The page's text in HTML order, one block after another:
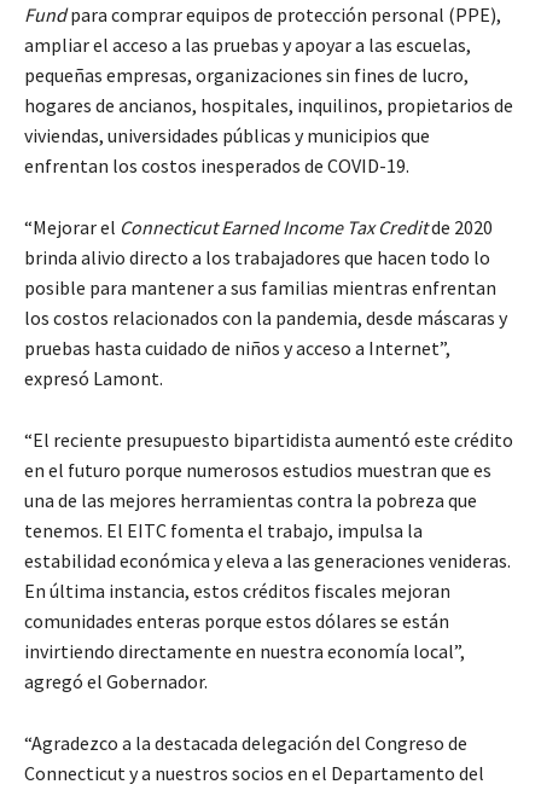
Fundpara comprar equipos de protección personal (PPE),
ampliar el acceso a las pruebas y apoyar a las escuelas,
pequeñas empresas, organizaciones sin fines de lucro,
hogares de ancianos, hospitales, inquilinos, propietarios de
viviendas, universidades públicas y municipios que
enfrentan los costos inesperados de COVID-19.
“Mejorar el Connecticut Earned Income Tax Creditde 2020
brinda alivio directo a los trabajadores que hacen todo lo
posible para mantener a sus familias mientras enfrentan
los costos relacionados con la pandemia, desde máscaras y
pruebas hasta cuidado de niños y acceso a Internet”,
expresó Lamont.
“El reciente presupuesto bipartidista aumentó este crédito
en el futuro porque numerosos estudios muestran que es
una de las mejores herramientas contra la pobreza que
tenemos. El EITC fomenta el trabajo, impulsa la
estabilidad económica y eleva a las generaciones venideras.
En última instancia, estos créditos fiscales mejoran
comunidades enteras porque estos dólares se están
invirtiendo directamente en nuestra economía local”,
agregó el Gobernador.
“Agradezco a la destacada delegación del Congreso de
Connecticut y a nuestros socios en el Departamento del